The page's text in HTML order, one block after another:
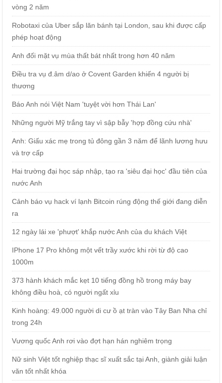
vòng 2 năm
Robotaxi của Uber sắp lăn bánh tại London, sau khi được cấp
phép hoạt động
Anh đối mặt vụ mùa thất bát nhất trong hơn 40 năm
Điều tra vụ đ.âm d/ao ở Covent Garden khiến 4 người bị
thương
Báo Anh nói Việt Nam 'tuyệt vời hơn Thái Lan'
Những người Mỹ trắng tay vì sập bẫy 'hợp đồng cứu nhà'
Anh: Giấu xác mẹ trong tủ đông gần 3 năm để lãnh lương hưu
và trợ cấp
Hai trường đại học sáp nhập, tạo ra 'siêu đại học' đầu tiên của
nước Anh
Cảnh báo vụ hack ví lạnh Bitcoin rúng động thế giới đang diễn
ra
12 ngày lái xe 'phượt' khắp nước Anh của du khách Việt
IPhone 17 Pro không một vết trầy xước khi rời từ độ cao
1000m
373 hành khách mắc kẹt 10 tiếng đồng hồ trong máy bay
không điều hoà, có người ngất xỉu
Kinh hoàng: 49.000 người di cư ồ ạt tràn vào Tây Ban Nha chỉ
trong 24h
Vương quốc Anh rơi vào đợt hạn hán nghiêm trọng
Nữ sinh Việt tốt nghiệp thạc sĩ xuất sắc tại Anh, giành giải luận
văn tốt nhất khóa